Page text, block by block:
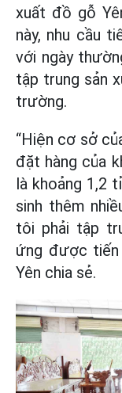
xuất đồ gỗ
này, nhu cầu
với ngày
tập trung sản
trường.
“Hiện cơ sở
đặt hàng của
là khoảng 1,2
sinh thêm
tôi phải tập
ứng được tiến
Yên chia sẻ.